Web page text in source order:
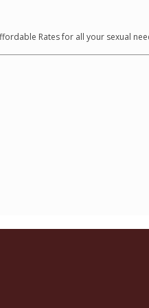
Rates for all your sexual